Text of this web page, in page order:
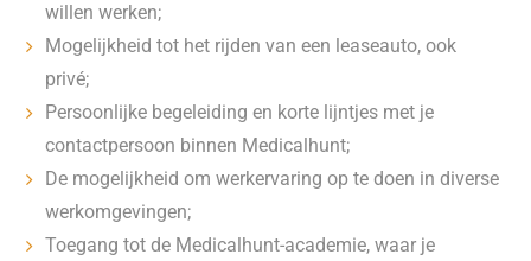
willen werken;
Mogelijkheid tot het rijden van een leaseauto, ook
privé;
Persoonlijke begeleiding en korte lijntjes met je
contactpersoon binnen Medicalhunt;
De mogelijkheid om werkervaring op te doen in diverse
werkomgevingen;
Toegang tot de Medicalhunt-academie, waar je